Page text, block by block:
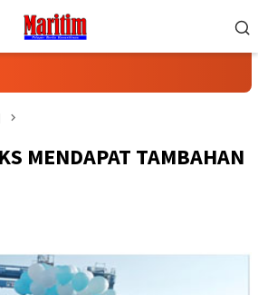
MENDAPAT TAMBAHAN